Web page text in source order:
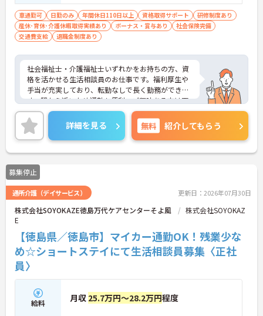
車通勤可 日勤のみ 年間休日110日以上 資格取得サポート
研修制度あり
産休･育休･介護休暇取得実績あり
ボーナス・賞与あり
社会保険完備
交通費支給
退職金制度あり
社会福祉士・介護福祉士いずれかをお持ちの方、資
格を活かせる生活相談員のお仕事です。福利厚生や
手当が充実しており、転勤なしで長く勤務ができま
す。駅から近いため通勤も便利。ご興味ある方は面
接ポイントをお伝えしますので、お気軽にご連絡く
ださい。
詳細を見る 無料 紹介してもらう
募集停止
通所介護（デイサービス） 更新日：2026年07月30日
株式会社SOYOKAZE徳島万代ケアセンターそよ風
株式会社SOYOKAZ
E
【徳島県／徳島市】マイカー通勤OK！残業少な
め☆ショートステイにて生活相談員募集〈正社
員〉
給料 月収 25.7万円～28.2万円程度